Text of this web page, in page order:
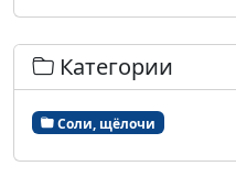
Категории
Соли, щёлочи